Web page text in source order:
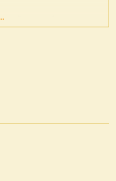
(notte fuori)?